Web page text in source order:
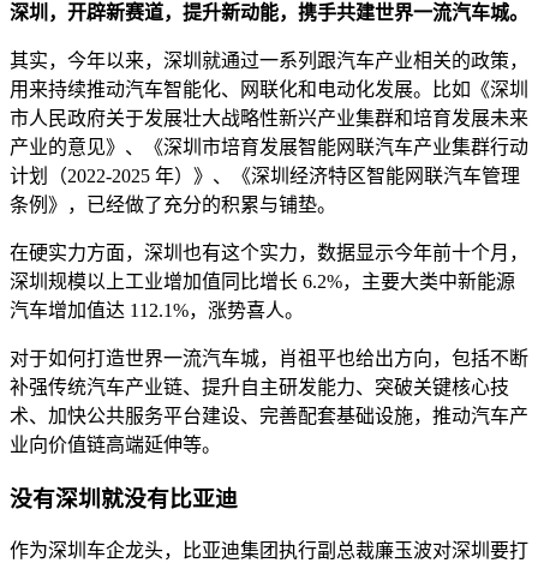
深圳，开辟新赛道，提升新动能，携手共建世界一流汽车城。
其实，今年以来，深圳就通过一系列跟汽车产业相关的政策，
用来持续推动汽车智能化、网联化和电动化发展。比如《深圳
市人民政府关于发展壮大战略性新兴产业集群和培育发展未来
产业的意见》、《深圳市培育发展智能网联汽车产业集群行动
计划（2022-2025 年）》、《深圳经济特区智能网联汽车管理
条例》，已经做了充分的积累与铺垫。
在硬实力方面，深圳也有这个实力，数据显示今年前十个月，
深圳规模以上工业增加值同比增长 6.2%，主要大类中新能源
汽车增加值达 112.1%，涨势喜人。
对于如何打造世界一流汽车城，肖祖平也给出方向，包括不断
补强传统汽车产业链、提升自主研发能力、突破关键核心技
术、加快公共服务平台建设、完善配套基础设施，推动汽车产
业向价值链高端延伸等。
没有深圳就没有比亚迪
作为深圳车企龙头，比亚迪集团执行副总裁廉玉波对深圳要打